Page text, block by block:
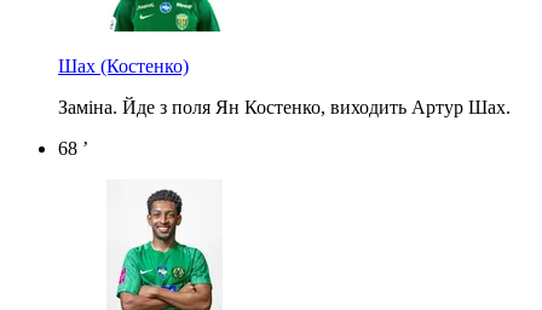
Шах (Костенко)
Заміна. Йде з поля Ян Костенко, виходить Артур Шах.
68 ’